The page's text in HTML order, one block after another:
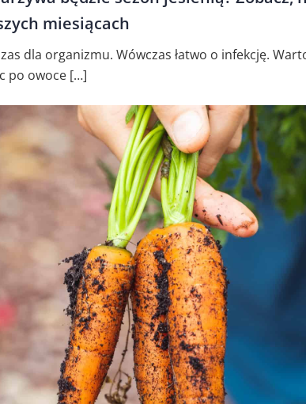
miesiącach
dla organizmu. Wówczas łatwo o infekcję.
po owoce […]